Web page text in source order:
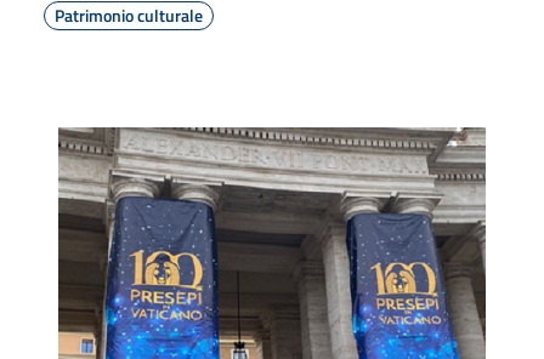
Patrimonio culturale